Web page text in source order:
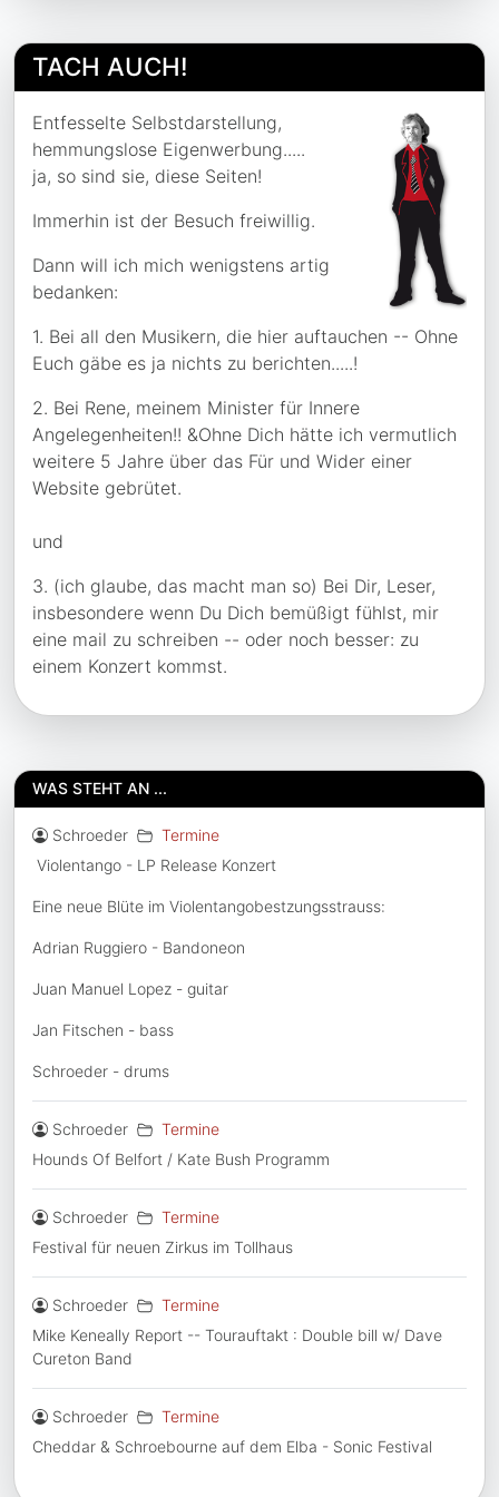
TACH AUCH!
Entfesselte Selbstdarstellung,
hemmungslose Eigenwerbung.....
ja, so sind sie, diese Seiten!
Immerhin ist der Besuch freiwillig.
Dann will ich mich wenigstens artig
bedanken:
1. Bei all den Musikern, die hier auftauchen -- Ohne
Euch gäbe es ja nichts zu berichten.....!
2. Bei Rene, meinem Minister für Innere
Angelegenheiten!! &Ohne Dich hätte ich vermutlich
weitere 5 Jahre über das Für und Wider einer
Website gebrütet.
und
3. (ich glaube, das macht man so) Bei Dir, Leser,
insbesondere wenn Du Dich bemüßigt fühlst, mir
eine mail zu schreiben -- oder noch besser: zu
einem Konzert kommst.
WAS STEHT AN ...
Details
Geschrieben von: %s
Schroeder Kategorie: %s
Termine
Violentango - LP Release Konzert
Eine neue Blüte im Violentangobestzungsstrauss:
Adrian Ruggiero - Bandoneon
Juan Manuel Lopez - guitar
Jan Fitschen - bass
Schroeder - drums
Details
Geschrieben von: %s
Schroeder Kategorie: %s
Termine
Hounds Of Belfort / Kate Bush Programm
Details
Geschrieben von: %s
Schroeder Kategorie: %s
Termine
Festival für neuen Zirkus im Tollhaus
Details
Geschrieben von: %s
Schroeder Kategorie: %s
Termine
Mike Keneally Report -- Tourauftakt : Double bill w/ Dave
Cureton Band
Details
Geschrieben von: %s
Schroeder Kategorie: %s
Termine
Cheddar & Schroebourne auf dem Elba - Sonic Festival